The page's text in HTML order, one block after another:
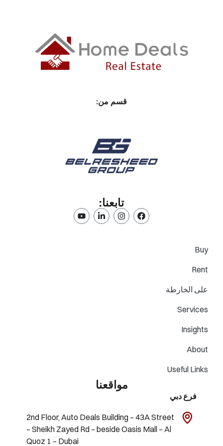
قسم من:
تابعنا:
Buy
Rent
على الخارطة
Services
Insights
About
Useful Links
مواقعنا
فرع دبي
2nd Floor, Auto Deals Building – 43A Street
– Sheikh Zayed Rd – beside Oasis Mall – Al
Quoz 1 – Dubai